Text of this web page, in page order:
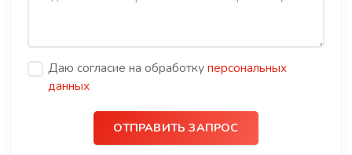
Даю согласие на обработкуперсональных
данных
ОТПРАВИТЬ ЗАПРОС